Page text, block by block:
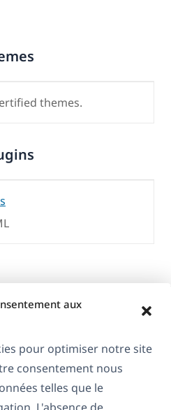
aux
pour optimiser notre site
consentement nous
telles que le
themes.
de WPML
de confidentialité